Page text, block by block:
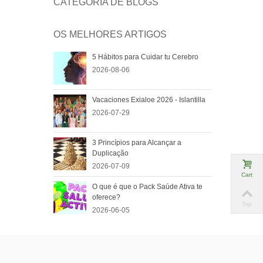
CATEGORIA DE BLOGS
OS MELHORES ARTIGOS
5 Hábitos para Cuidar tu Cerebro
2026-08-06
Vacaciones Exialoe 2026 - Islantilla
2026-07-29
3 Princípios para Alcançar a
Duplicação
2026-07-09
O que é que o Pack Saúde Ativa te
oferece?
2026-06-05
Cart
Top